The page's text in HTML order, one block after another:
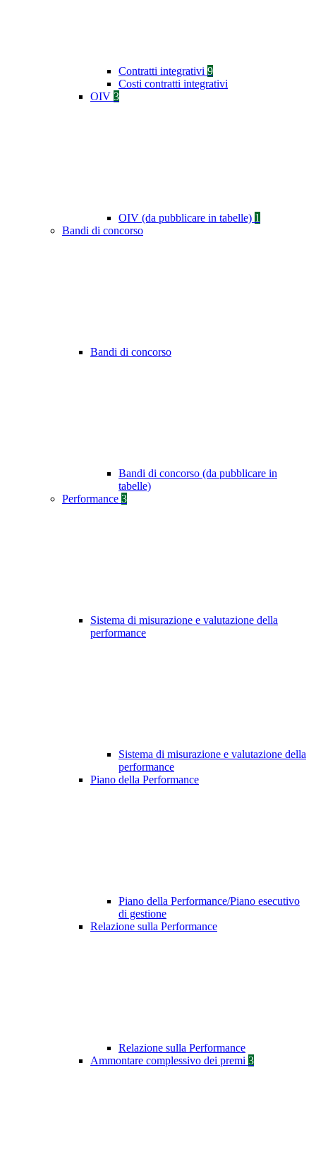
Contratti integrativi 9
Costi contratti integrativi
OIV 3
OIV (da pubblicare in tabelle) 1
Bandi di concorso
Bandi di concorso
Bandi di concorso (da pubblicare in
tabelle)
Performance 3
Sistema di misurazione e valutazione della
performance
Sistema di misurazione e valutazione della
performance
Piano della Performance
Piano della Performance/Piano esecutivo
di gestione
Relazione sulla Performance
Relazione sulla Performance
Ammontare complessivo dei premi 3